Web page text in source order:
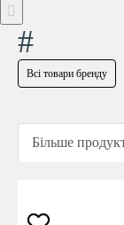
#
Всі товари бренду
Більше